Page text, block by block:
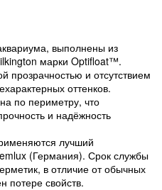
выполнены из
марки Optifloat™.
прозрачностью и отсутствием
оттенков.
по периметру, что
и надёжность
лучший
(Германия). Срок службы
в отличие от обычных
потере свойств.